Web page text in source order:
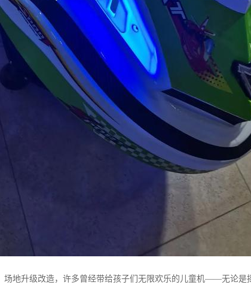
场地升级改造，许多曾经带给孩子们无限欢乐的儿童机——无论